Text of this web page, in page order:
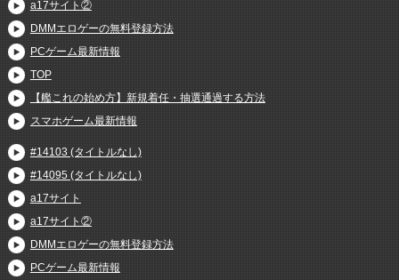
a17サイト②
DMMエロゲーの無料登録方法
PCゲーム最新情報
TOP
【艦これの始め方】新規着任・抽選通過する方法
スマホゲーム最新情報
#14103 (タイトルなし)
#14095 (タイトルなし)
a17サイト
a17サイト②
DMMエロゲーの無料登録方法
PCゲーム最新情報